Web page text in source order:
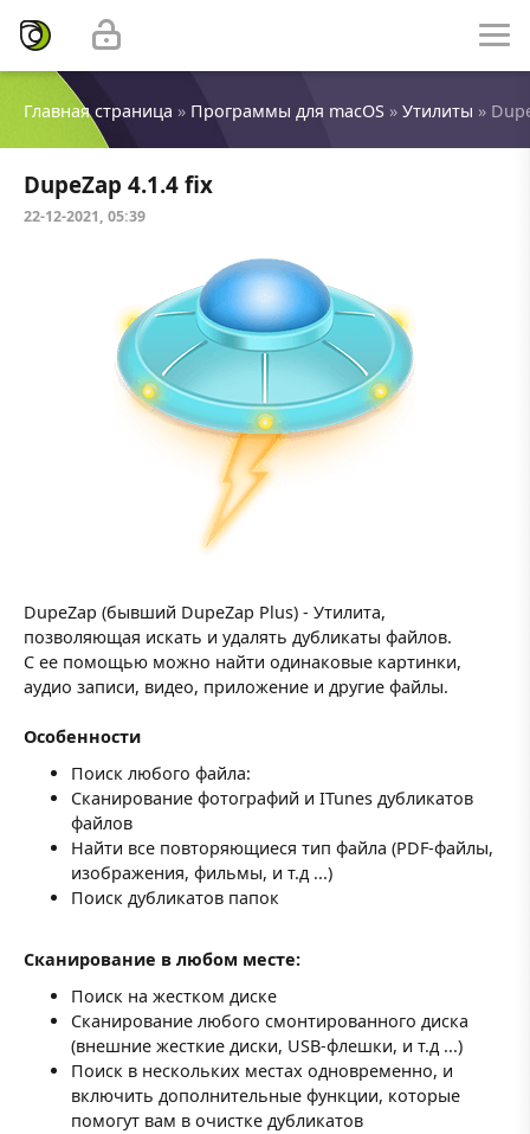
Главная страница » Программы для macOS » Утилиты »
DupeZap 4.1.4 fix
22-12-2021, 05:39
DupeZap (бывший DupeZap Plus) - Утилита,
позволяющая искать и удалять дубликаты файлов.
С ее помощью можно найти одинаковые картинки,
аудио записи, видео, приложение и другие файлы.
Особенности
Поиск любого файла:
Сканирование фотографий и ITunes дубликатов
файлов
Найти все повторяющиеся тип файла (PDF-файлы,
изображения, фильмы, и т.д ...)
Поиск дубликатов папок
Сканирование в любом месте:
Поиск на жестком диске
Сканирование любого смонтированного диска
(внешние жесткие диски, USB-флешки, и т.д ...)
Поиск в нескольких местах одновременно, и
включить дополнительные функции, которые
помогут вам в очистке дубликатов